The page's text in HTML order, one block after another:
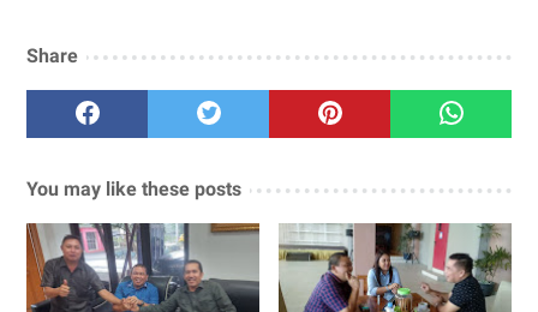
Share
You may like these posts